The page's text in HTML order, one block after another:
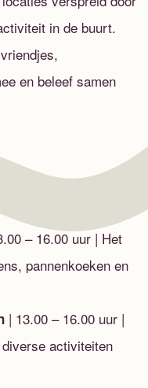
in de buurt.
en beleef samen
– 16.00 uur | Het
pannenkoeken en
| 13.00 – 16.00 uur |
activiteiten